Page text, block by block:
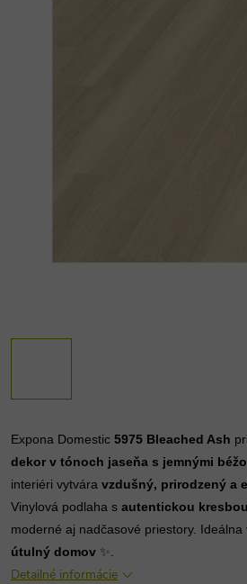
Expona Domestic 5975 Bleached Ash
dekor v tónoch jaseňa s jemnými
interiéri vytvára vzdušný, prirodzený a
Vinylová podlaha s autentickou
moderné aj nadčasové priestory. Ideálna
útulný domov ✨.
Detailné informácie